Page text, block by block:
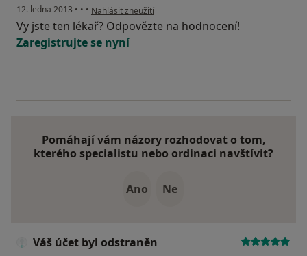
12. ledna 2013 • • • podle názoru uživatele Váš účet byl odstraněn
Nahlásit zneužití
Vy jste ten lékař? Odpovězte na hodnocení!
Zaregistrujte se nyní
Pomáhají vám názory rozhodovat o tom,
kterého specialistu nebo ordinaci navštívit?
Ano Ne
Váš účet byl odstraněn